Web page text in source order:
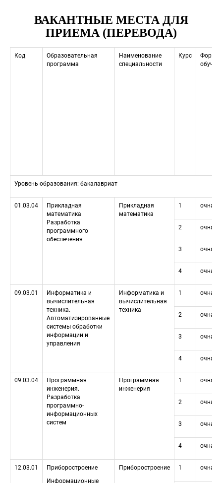
ВАКАНТНЫЕ МЕСТА ДЛЯ
ПРИЕМА (ПЕРЕВОДА)
Код
Образовательная
программа
Наименование
специальности
Курс
Форма
Уровень образования: бакалавриат
01.03.04
Прикладная
математика
Разработка
программного
обеспечения
Прикладная
математика
1 очная
2 очная
3 очная
4 очная
09.03.01
Информатика и
вычислительная
техника.
Автоматизированные
системы обработки
информации и
управления
Информатика и
вычислительная
техника
1 очная
2 очная
3 очная
4 очная
09.03.04
Программная
инженерия.
Разработка
программно-
информационных
систем
Программная
инженерия
1 очная
2 очная
3 очная
4 очная
12.03.01
Приборостроение
Информационные
Приборостроение 1 очная